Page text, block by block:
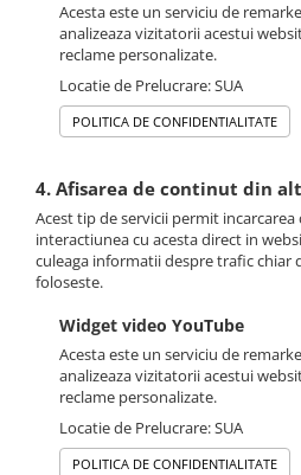
Acesta este un serviciu de
analizeaza vizitatorii acestui
reclame personalizate.
Locatie de Prelucrare: SUA
POLITICA DE CONFIDENTIALITATE
4. Afisarea de continut din
Acest tip de servicii permit
interactiunea cu acesta direct in
culeaga informatii despre trafic chiar
foloseste.
Widget video YouTube
Acesta este un serviciu de
analizeaza vizitatorii acestui
reclame personalizate.
Locatie de Prelucrare: SUA
POLITICA DE CONFIDENTIALITATE